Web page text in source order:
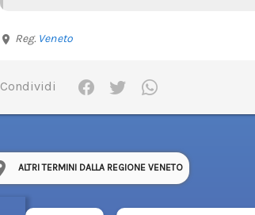
Reg. Veneto
Condividi
ALTRI TERMINI DALLA REGIONE VENETO